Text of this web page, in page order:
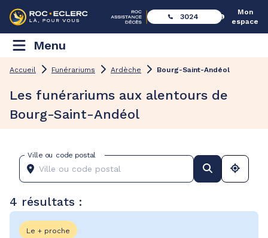
3024
Mon
espace
Menu
Accueil Funérariums Ardèche Bourg-Saint-Andéol
Les funérariums aux alentours de
Bourg-Saint-Andéol
Ville ou code postal
4 résultats :
Le + proche